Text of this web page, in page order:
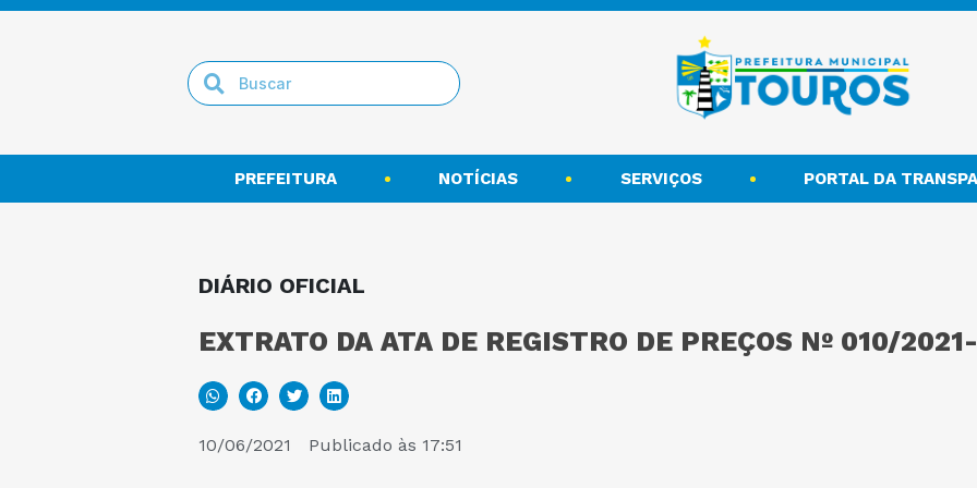
PREFEITURA NOTÍCIAS SERVIÇOS PORTAL DA
DIÁRIO OFICIAL
EXTRATO DA ATA DE REGISTRO DE PREÇOS Nº 010/
10/06/2021 Publicado às 17:51